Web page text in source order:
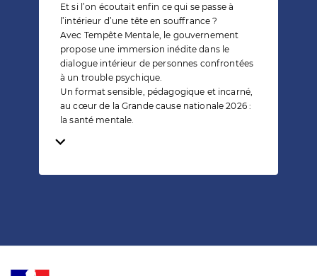
Et si l’on écoutait enfin ce qui se passe à
l’intérieur d’une tête en souffrance ?
Avec Tempête Mentale, le gouvernement
propose une immersion inédite dans le
dialogue intérieur de personnes confrontées
à un trouble psychique.
Un format sensible, pédagogique et incarné,
au cœur de la Grande cause nationale 2026 :
la santé mentale.
Temps de lecture